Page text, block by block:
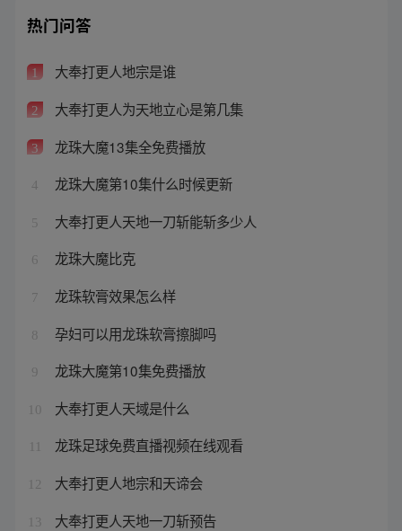
热门问答
1 大奉打更人地宗是谁
2 大奉打更人为天地立心是第几集
3 龙珠大魔13集全免费播放
4 龙珠大魔第10集什么时候更新
5 大奉打更人天地一刀斩能斩多少人
6 龙珠大魔比克
7 龙珠软膏效果怎么样
8 孕妇可以用龙珠软膏擦脚吗
9 龙珠大魔第10集免费播放
10 大奉打更人天域是什么
龙珠足球免费直播视频在线观看
12 大奉打更人地宗和天谛会
13 大奉打更人天地一刀斩预告